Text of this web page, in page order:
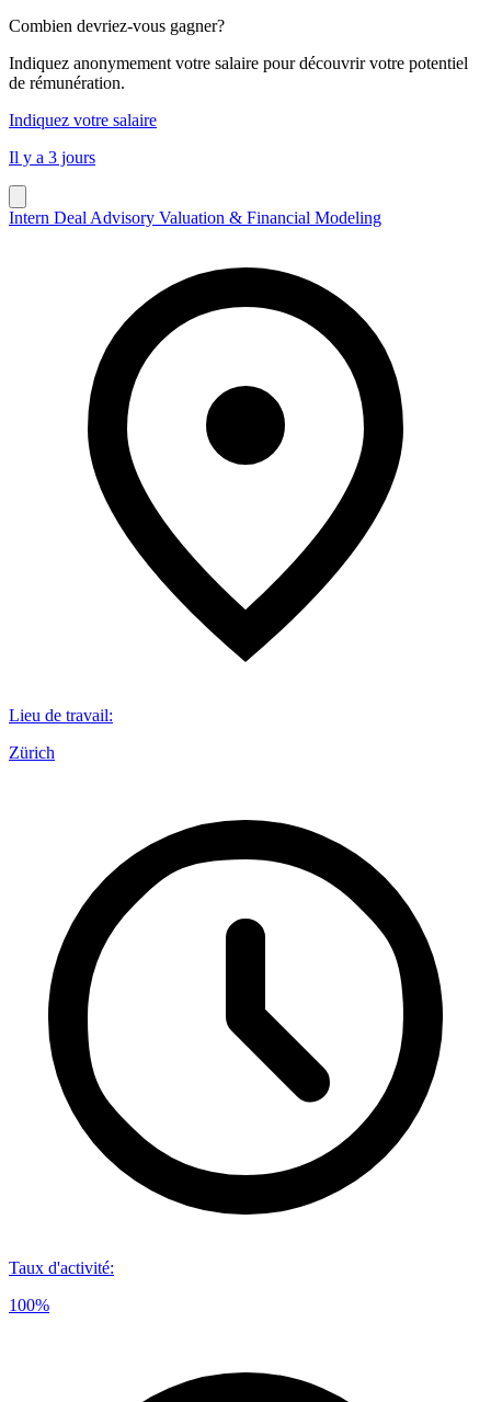
Combien devriez-vous gagner?
Indiquez anonymement votre salaire pour découvrir votre potentiel
de rémunération.
Indiquez votre salaire
Il y a 3 jours
Intern Deal Advisory Valuation & Financial Modeling
Lieu de travail:
Zürich
Taux d'activité:
100%